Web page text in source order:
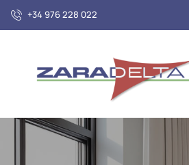
+34 976 228 022